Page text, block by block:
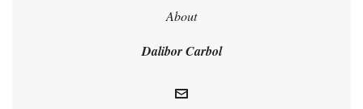
About
Dalibor Carbol